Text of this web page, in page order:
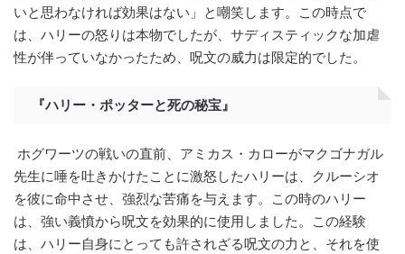
いと思わなければ効果はない」と嘲笑します。この時点で
は、ハリーの怒りは本物でしたが、サディスティックな加虐
性が伴っていなかったため、呪文の威力は限定的でした。
『ハリー・ポッターと死の秘宝』
ホグワーツの戦いの直前、アミカス・カローがマクゴナガル
先生に唾を吐きかけたことに激怒したハリーは、クルーシオ
を彼に命中させ、強烈な苦痛を与えます。この時のハリー
は、強い義憤から呪文を効果的に使用しました。この経験
は、ハリー自身にとっても許されざる呪文の力と、それを使